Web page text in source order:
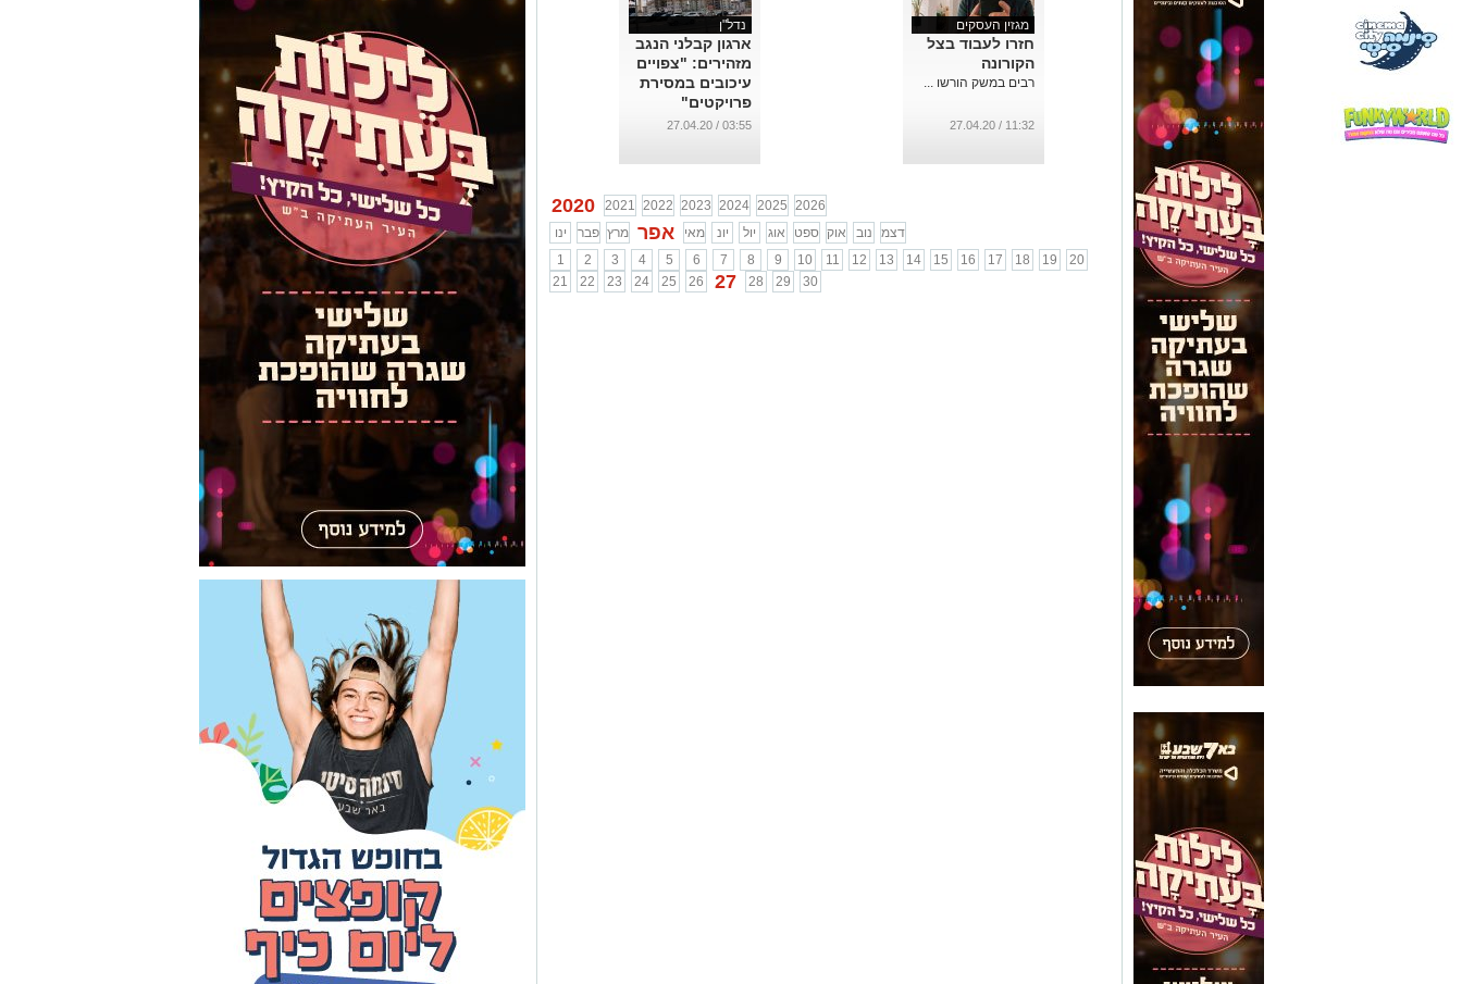
מגזין העסקים
חזרו לעבוד בצל
הקורונה
רבים במשק הורשו ...
11:32 / 27.04.20
נדל"ן
ארגון קבלני הנגב
מזהירים: "צפויים
עיכובים במסירת
פרויקטים"
...
03:55 / 27.04.20
2020 2021 2022 2023 2024 2025 2026
ינו
פבר מרץ אפר מאי יונ יול אוג ספט אוק נוב
דצמ
1
2 3 4 5 6 7 8 9 10 11 12 13 14 15 16 17 18 19
20
21
22 23 24 25 26 27 28 29 30